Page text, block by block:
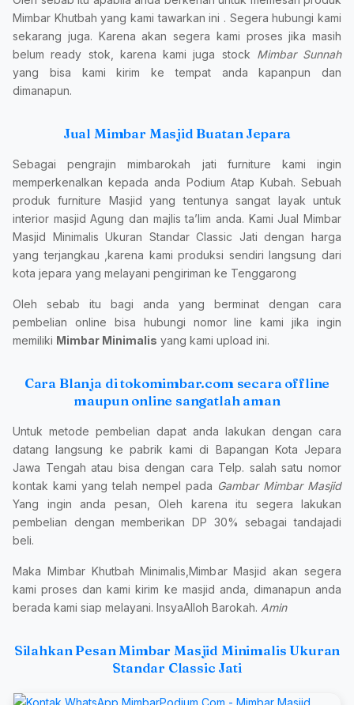
Mimbar Khutbah yang kami tawarkan ini . Segera hubungi kami
sekarang juga. Karena akan segera kami proses jika masih
belum ready stok, karena kami juga stock Mimbar Sunnah
yang bisa kami kirim ke tempat anda kapanpun dan
dimanapun.
Jual Mimbar Masjid Buatan Jepara
Sebagai pengrajin mimbarokah jati furniture kami ingin
memperkenalkan kepada anda Podium Atap Kubah. Sebuah
produk furniture Masjid yang tentunya sangat layak untuk
interior masjid Agung dan majlis ta’lim anda. Kami Jual Mimbar
Masjid Minimalis Ukuran Standar Classic Jati dengan harga
yang terjangkau ,karena kami produksi sendiri langsung dari
kota jepara yang melayani pengiriman ke Tenggarong
Oleh sebab itu bagi anda yang berminat dengan cara
pembelian online bisa hubungi nomor line kami jika ingin
memiliki Mimbar Minimalis yang kami upload ini.
Cara Blanja di tokomimbar.com secara offline
maupun online sangatlah aman
Untuk metode pembelian dapat anda lakukan dengan cara
datang langsung ke pabrik kami di Bapangan Kota Jepara
Jawa Tengah atau bisa dengan cara Telp. salah satu nomor
kontak kami yang telah nempel pada Gambar Mimbar Masjid
Yang ingin anda pesan, Oleh karena itu segera lakukan
pembelian dengan memberikan DP 30% sebagai tandajadi
beli.
Maka Mimbar Khutbah Minimalis,Mimbar Masjid akan segera
kami proses dan kami kirim ke masjid anda, dimanapun anda
berada kami siap melayani. InsyaAlloh Barokah. Amin
Silahkan Pesan Mimbar Masjid Minimalis Ukuran
Standar Classic Jati